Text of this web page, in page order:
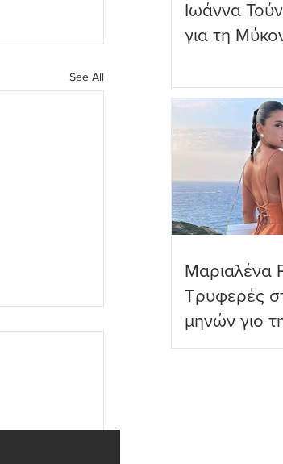
See All
Ιωάννα
για τη
Μαριαλένα
Τρυφερές
μηνών γιο